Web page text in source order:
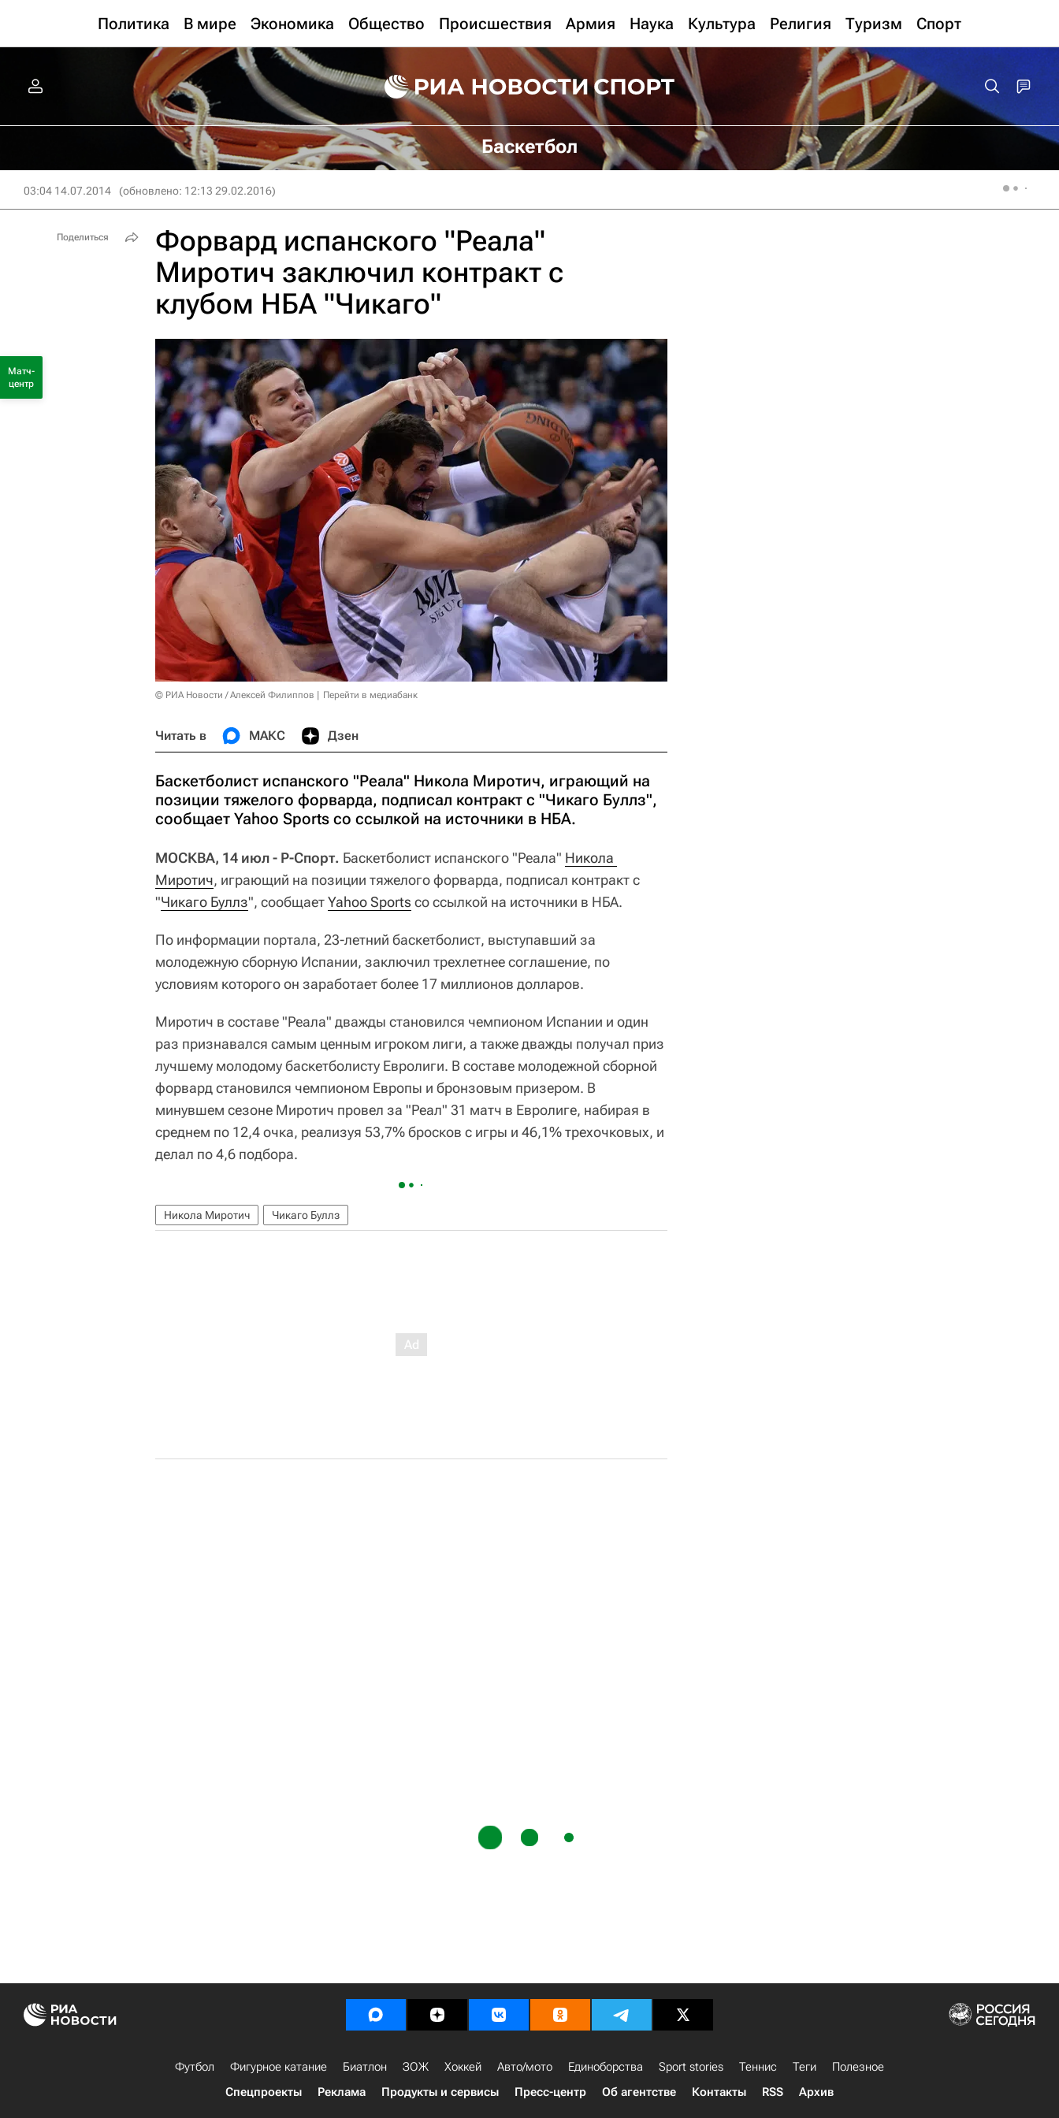
Политика В мире Экономика Общество Происшествия Армия Наука Культура Религия Туризм Спорт
Баскетбол
03:04 14.07.2014 (обновлено: 12:13 29.02.2016)
Форвард испанского "Реала"
Миротич заключил контракт с
клубом НБА "Чикаго"
© РИА Новости / Алексей Филиппов Перейти в медиабанк
Читать в МАКС Дзен
Баскетболист испанского "Реала" Никола Миротич, играющий на
позиции тяжелого форварда, подписал контракт с "Чикаго Буллз",
сообщает Yahoo Sports со ссылкой на источники в НБА.
МОСКВА, 14 июл - Р-Спорт. Баскетболист испанского "Реала" Никола
Миротич, играющий на позиции тяжелого форварда, подписал контракт с
"Чикаго Буллз", сообщаетYahoo Sports со ссылкой на источники в НБА.
По информации портала, 23-летний баскетболист, выступавший за
молодежную сборную Испании, заключил трехлетнее соглашение, по
условиям которого он заработает более 17 миллионов долларов.
Миротич в составе "Реала" дважды становился чемпионом Испании и один
раз признавался самым ценным игроком лиги, а также дважды получал приз
лучшему молодому баскетболисту Евролиги. В составе молодежной сборной
форвард становился чемпионом Европы и бронзовым призером. В
минувшем сезоне Миротич провел за "Реал" 31 матч в Евролиге, набирая в
среднем по 12,4 очка, реализуя 53,7% бросков с игры и 46,1% трехочковых, и
делал по 4,6 подбора.
Никола Миротич Чикаго Буллз
Поделиться
Матч-
центр
Футбол Фигурное катание Биатлон ЗОЖ Хоккей Авто/мото Единоборства Sport stories Теннис Теги
Полезное
Спецпроекты
Реклама Продукты и сервисы Пресс-центр Об агентстве Контакты RSS Архив